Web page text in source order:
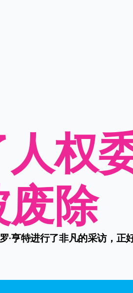
权
除
亨特进行了非凡的采访，正